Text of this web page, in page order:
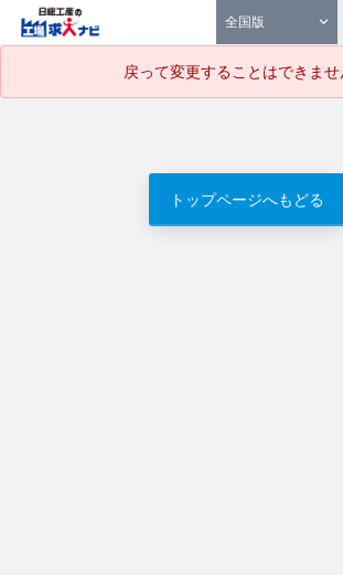
全国版
戻って変更することはできませ
トップページへもどる